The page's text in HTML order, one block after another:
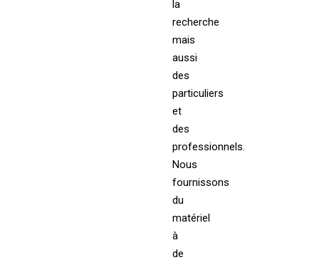
la
recherche
mais
aussi
des
particuliers
et
des
professionnels.
Nous
fournissons
du
matériel
à
de